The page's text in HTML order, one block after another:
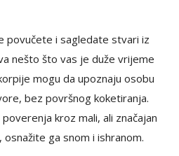
povučete i sagledate stvari iz
nešto što vas je duže vrijeme
mogu da upoznaju osobu
bez površnog koketiranja.
kroz mali, ali značajan
ga snom i ishranom.